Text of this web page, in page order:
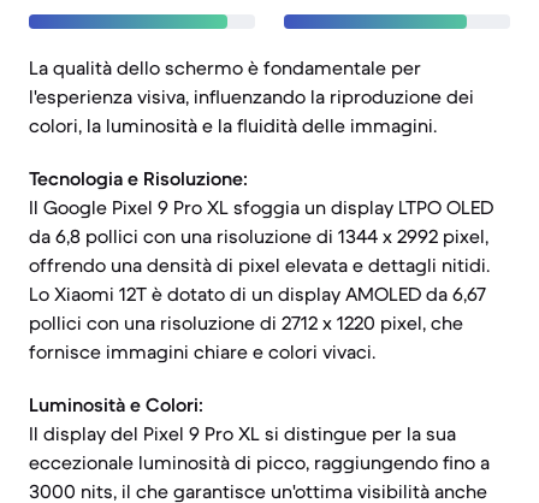
La qualità dello schermo è fondamentale per
l'esperienza visiva, influenzando la riproduzione dei
colori, la luminosità e la fluidità delle immagini.
Tecnologia e Risoluzione:
Il Google Pixel 9 Pro XL sfoggia un display LTPO OLED
da 6,8 pollici con una risoluzione di 1344 x 2992 pixel,
offrendo una densità di pixel elevata e dettagli nitidi.
Lo Xiaomi 12T è dotato di un display AMOLED da 6,67
pollici con una risoluzione di 2712 x 1220 pixel, che
fornisce immagini chiare e colori vivaci.
Luminosità e Colori:
Il display del Pixel 9 Pro XL si distingue per la sua
eccezionale luminosità di picco, raggiungendo fino a
3000 nits, il che garantisce un'ottima visibilità anche